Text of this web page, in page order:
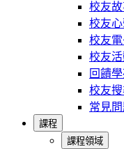
校友
校友
校友
校友
回饋
校友
常見
課程
課程領域